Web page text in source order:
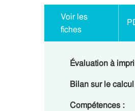
Voir les
fiches
Évaluation à
Bilan sur le
Compétences :